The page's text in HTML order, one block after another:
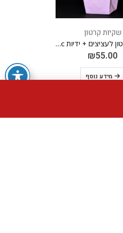
שקיות קרטון
שקיות קרטון לעציצים + ידיות pvc ארוכות
₪55.00
מידע נוסף